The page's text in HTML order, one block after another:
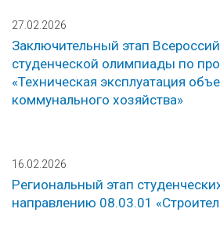
27.02.2026
Заключительный этап
студенческой олимпиады по
«Техническая эксплуатация
коммунального хозяйства»
16.02.2026
Региональный этап
направлению 08.03.01